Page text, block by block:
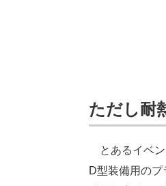
ただし耐
とあるイベン
D型装備用の